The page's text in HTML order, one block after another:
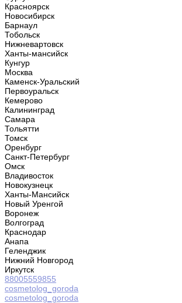
Красноярск
Новосибирск
Барнаул
Тобольск
Нижневартовск
Ханты-мансийск
Кунгур
Москва
Каменск-Уральский
Первоуральск
Кемерово
Калининград
Самара
Тольятти
Томск
Оренбург
Санкт-Петербург
Омск
Владивосток
Новокузнецк
Ханты-Мансийск
Новый Уренгой
Воронеж
Волгоград
Краснодар
Анапа
Геленджик
Нижний Новгород
Иркутск
88005559855
cosmetolog_goroda
cosmetolog_goroda